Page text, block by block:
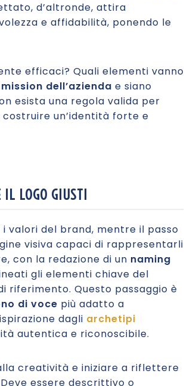
d’altronde, attira
e affidabilità, ponendo le
efficaci? Quali elementi vanno
mission dell’azienda e siano
esista una regola valida per
un’identità forte e
LOGO GIUSTI
valori del brand, mentre il passo
visiva capaci di rappresentarli
con la redazione di un naming
gli elementi chiave del
riferimento. Questo passaggio è
di voce più adatto a
dagli archetipi
autentica e riconoscibile.
creatività e iniziare a riflettere
essere descrittivo o